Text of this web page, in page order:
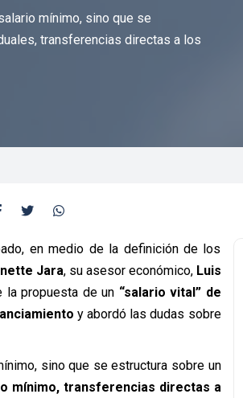
mínimo, sino que se
transferencias directas a los
en medio de la definición de los
Jara, su asesor económico, Luis
la propuesta de un “salario vital” de
y abordó las dudas sobre
sino que se estructura sobre un
mínimo, transferencias directas a